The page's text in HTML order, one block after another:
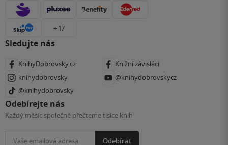
+ 17
Sledujte nás
KnihyDobrovsky.cz
Knižní závisláci
knihydobrovsky
@knihydobrovskycz
@knihydobrovsky
Odebírejte nás
Každý měsíc společně přečteme tisíce knih
Odebírat